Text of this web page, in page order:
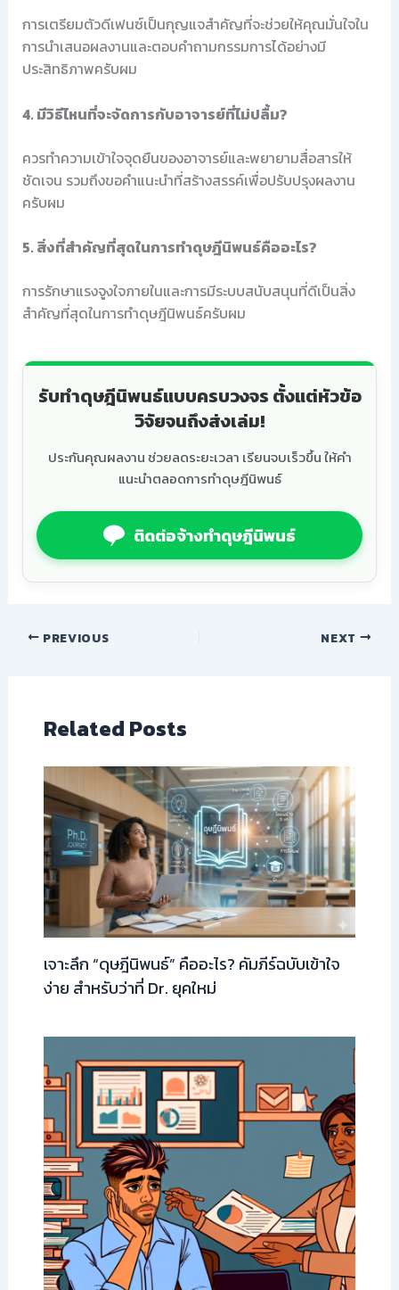
การเตรียมตัวดีเฟนซ์เป็นกุญแจสำคัญที่จะช่วยให้คุณมั่นใจใน
การนำเสนอผลงานและตอบคำถามกรรมการได้อย่างมี
ประสิทธิภาพครับผม
4. มีวิธีไหนที่จะจัดการกับอาจารย์ที่ไม่ปลื้ม?
ควรทำความเข้าใจจุดยืนของอาจารย์และพยายามสื่อสารให้
ชัดเจน รวมถึงขอคำแนะนำที่สร้างสรรค์เพื่อปรับปรุงผลงาน
ครับผม
5. สิ่งที่สำคัญที่สุดในการทำดุษฎีนิพนธ์คืออะไร?
การรักษาแรงจูงใจภายในและการมีระบบสนับสนุนที่ดีเป็นสิ่ง
สำคัญที่สุดในการทำดุษฎีนิพนธ์ครับผม
รับทำดุษฎีนิพนธ์แบบครบวงจร ตั้งแต่หัวข้อ
วิจัยจนถึงส่งเล่ม!
ประกันคุณผลงาน ช่วยลดระยะเวลา เรียนจบเร็วขึ้น ให้คำ
แนะนำตลอดการทำดุษฎีนิพนธ์
ติดต่อจ้างทำดุษฎีนิพนธ์
PREVIOUS NEXT
Related Posts
เจาะลึก “ดุษฎีนิพนธ์” คืออะไร? คัมภีร์ฉบับเข้าใจ
ง่าย สำหรับว่าที่ Dr. ยุคใหม่